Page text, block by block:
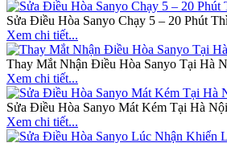
Sửa Điều Hòa Sanyo Chạy 5 – 20 Phút
Xem chi tiết...
Thay Mắt Nhận Điều Hòa Sanyo Tại Hà
Xem chi tiết...
Sửa Điều Hòa Sanyo Mát Kém Tại Hà Nội
Xem chi tiết...